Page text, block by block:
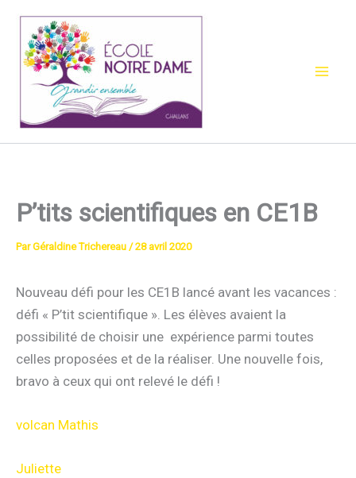
contenu
P’tits scientifiques en CE1B
ParGéraldine Trichereau /28 avril 2020
Nouveau défi pour les CE1B lancé avant les vacances :
défi « P’tit scientifique ». Les élèves avaient la
possibilité de choisir une expérience parmi toutes
celles proposées et de la réaliser. Une nouvelle fois,
bravo à ceux qui ont relevé le défi !
volcan Mathis
Juliette